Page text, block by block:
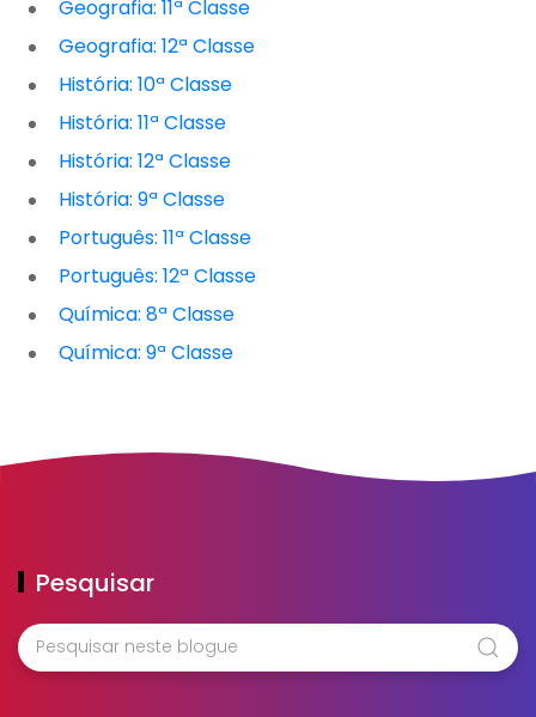
Geografia: 11ª Classe
Geografia: 12ª Classe
História: 10ª Classe
História: 11ª Classe
História: 12ª Classe
História: 9ª Classe
Português: 11ª Classe
Português: 12ª Classe
Química: 8ª Classe
Química: 9ª Classe
Pesquisar